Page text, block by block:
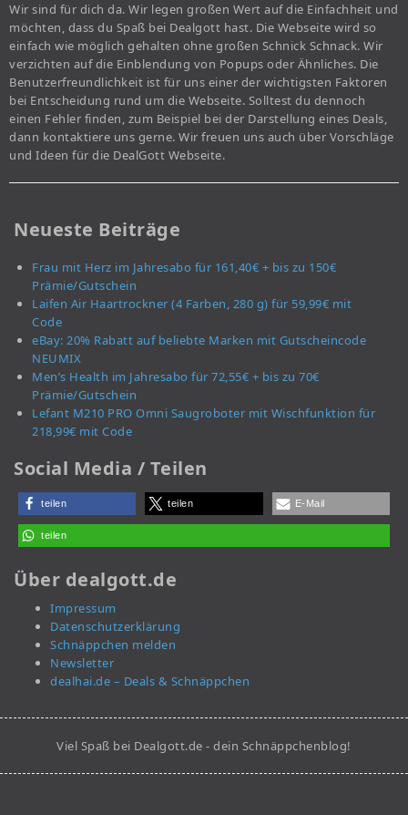
Wir sind für dich da. Wir legen großen Wert auf die Einfachheit und
möchten, dass du Spaß bei Dealgott hast. Die Webseite wird so
einfach wie möglich gehalten ohne großen Schnick Schnack. Wir
verzichten auf die Einblendung von Popups oder Ähnliches. Die
Benutzerfreundlichkeit ist für uns einer der wichtigsten Faktoren
bei Entscheidung rund um die Webseite. Solltest du dennoch
einen Fehler finden, zum Beispiel bei der Darstellung eines Deals,
dann kontaktiere uns gerne. Wir freuen uns auch über Vorschläge
und Ideen für die DealGott Webseite.
Neueste Beiträge
Frau mit Herz im Jahresabo für 161,40€ + bis zu 150€
Prämie/Gutschein
Laifen Air Haartrockner (4 Farben, 280 g) für 59,99€ mit
Code
eBay: 20% Rabatt auf beliebte Marken mit Gutscheincode
NEUMIX
Men’s Health im Jahresabo für 72,55€ + bis zu 70€
Prämie/Gutschein
Lefant M210 PRO Omni Saugroboter mit Wischfunktion für
218,99€ mit Code
Social Media / Teilen
teilen teilen E-Mail
teilen
Über dealgott.de
Impressum
Datenschutzerklärung
Schnäppchen melden
Newsletter
dealhai.de – Deals & Schnäppchen
Viel Spaß bei Dealgott.de - dein Schnäppchenblog!